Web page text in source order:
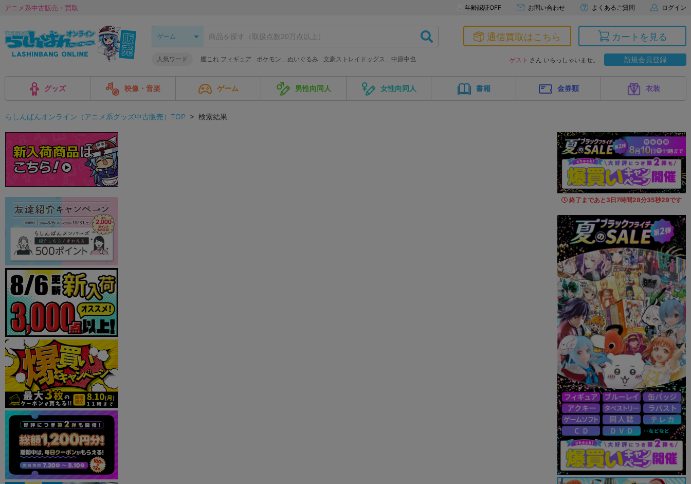
アニメ系中古販売・買取 年齢認証OFF お問い合わせ よくあるご質問 ログイン
人気ワード 艦これ フィギュア ポケモン ぬいぐるみ 文豪ストレイドッグス 中原中也
通信買取はこちら カートを見る
ゲスト さん いらっしゃいませ。 新規会員登録
グッズ 映像・音楽 ゲーム 男性向同人 女性向同人 書籍 金券類 衣装
らしんばんオンライン（アニメ系グッズ中古販売）TOP > 検索結果
終了まであと 3 日7時間28分34秒04です